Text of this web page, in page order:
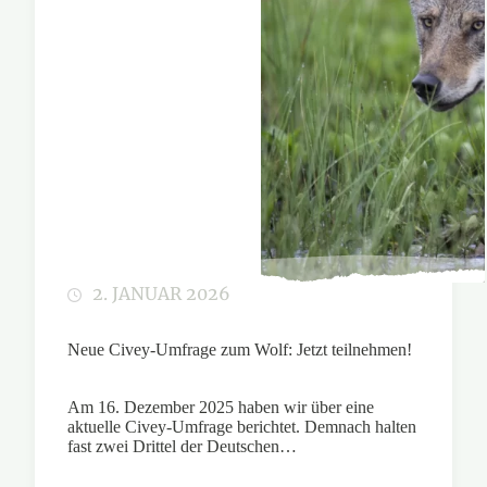
2. JANUAR 2026
Neue Civey-Umfrage zum Wolf: Jetzt teilnehmen!
Am 16. Dezember 2025 haben wir über eine
aktuelle Civey-Umfrage berichtet. Demnach halten
fast zwei Drittel der Deutschen…